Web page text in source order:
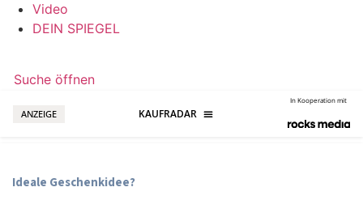
Video
DEIN SPIEGEL
Suche öffnen
ANZEIGE
In Kooperation mit
Ideale Geschenkidee?